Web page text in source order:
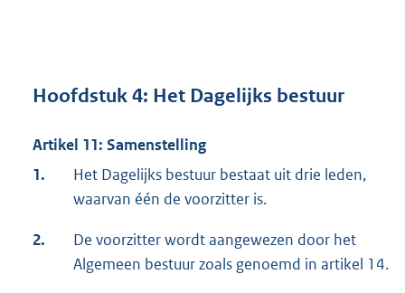
Hoofdstuk 4: Het Dagelijks bestuur
Artikel 11: Samenstelling
1.
Het Dagelijks bestuur bestaat uit drie leden,
waarvan één de voorzitter is.
2.
De voorzitter wordt aangewezen door het
Algemeen bestuur zoals genoemd in artikel 14.